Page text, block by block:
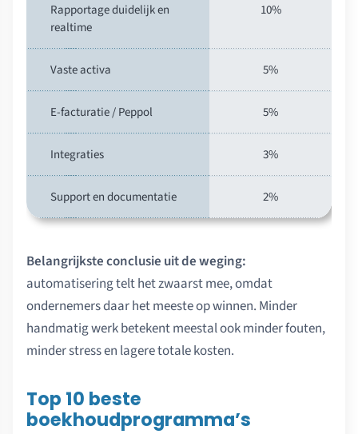
Rapportage duidelijk en
realtime
10%
Vaste activa 5%
E-facturatie / Peppol 5%
Integraties 3%
Support en documentatie 2%
Belangrijkste conclusie uit de weging:
automatisering telt het zwaarst mee, omdat
ondernemers daar het meeste op winnen. Minder
handmatig werk betekent meestal ook minder fouten,
minder stress en lagere totale kosten.
Top 10 beste
boekhoudprogramma’s